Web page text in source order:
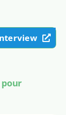
pour